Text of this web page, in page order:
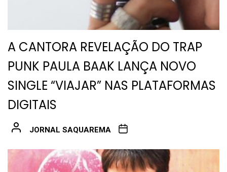
A CANTORA REVELAÇÃO DO TRAP
PUNK PAULA BAAK LANÇA NOVO
SINGLE “VIAJAR” NAS PLATAFORMAS
DIGITAIS
JORNAL SAQUAREMA